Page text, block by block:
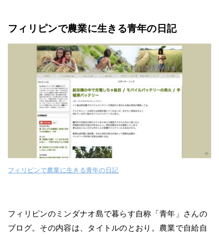
フィリピンで農業に生きる青年の日記
フィリピンで農業に生きる青年の日記
フィリピンのミンダナオ島で暮らす自称「青年」さんの
ブログ。その内容は、タイトルのとおり。農業で自給自